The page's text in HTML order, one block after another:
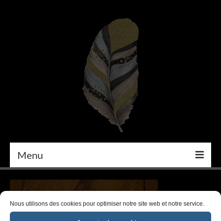
Nous utilisons des cookies pour optimiser notre site web et notre service.
Menu
PEINTURE
DÉCORATION INTÉRIEURE